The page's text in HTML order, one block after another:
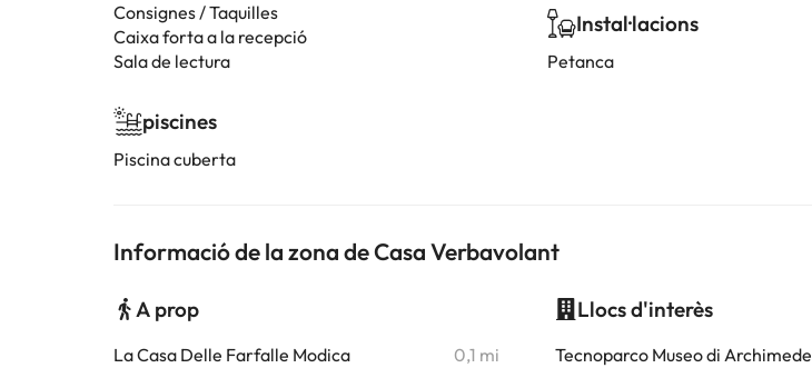
Consignes / Taquilles
Caixa forta a la recepció
Sala de lectura
piscines
Piscina cuberta
Instal·lacions
Petanca
Informació de la zona de Casa Verbavolant
A prop
La Casa Delle Farfalle Modica 0,1 mi
Llocs d'interès
Tecnoparco Museo di Archimede